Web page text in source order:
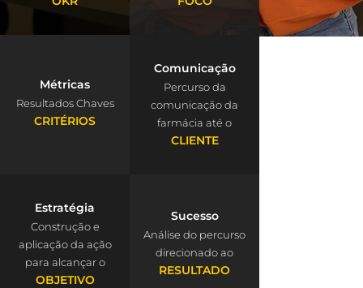
Métricas
Resultados Chaves
CRITÉRIOS
Comunicação
Percurso da
comunicação da
farmácia até o
CLIENTE
Estratégia
Construção e
aplicação da ação
para alcançar o
OBJETIVO
Sucesso
Análise do percurso
direcionado ao
RESULTADO